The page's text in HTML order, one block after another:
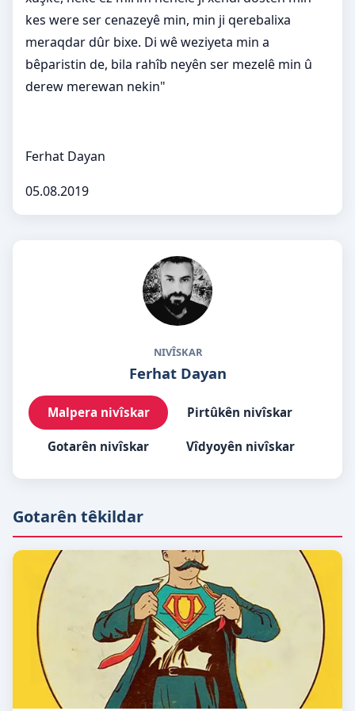
kes were ser cenazeyê min, min ji qerebalixa
meraqdar dûr bixe. Di wê weziyeta min a
bêparistin de, bila rahîb neyên ser mezelê min û
derew merewan nekin"
Ferhat Dayan
05.08.2019
NIVÎSKAR
Ferhat Dayan
Malpera nivîskar Pirtûkên nivîskar
Gotarên nivîskar Vîdyoyên nivîskar
Gotarên têkildar